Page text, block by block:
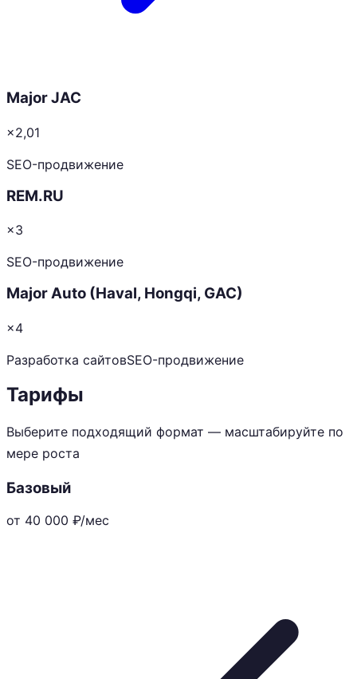
Major JAC
×2,01
SEO-продвижение
REM.RU
×3
SEO-продвижение
Major Auto (Haval, Hongqi, GAC)
×4
Разработка сайтовSEO-продвижение
Тарифы
Выберите подходящий формат — масштабируйте по
мере роста
Базовый
от 40 000 ₽/мес